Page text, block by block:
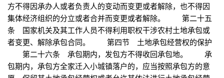
方不得因承办人或者负责人的变动而变更或者解除，也不得因
集体经济组织的分立或者合并而变更或者解除。 第二十五
条 国家机关及其工作人员不得利用职权干涉农村土地承包或
者变更、解除承包合同。 第四节 土地承包经营权的保护
第二十六条 承包期内，发包方不得收回承包地。 承
包期内，承包方全家迁入小城镇落户的，应当按照承包方的意